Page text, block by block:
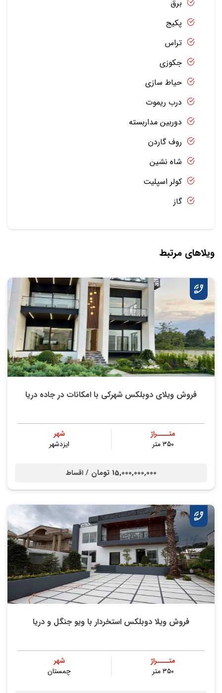
برق
پکیج
تراس
جکوزی
حیاط سازی
درب ریموت
دوربین مداربسته
روف گاردن
شاه نشین
کولر اسپلیت
گاز
ویلاهای مرتبط
فروش ویلای دوبلکس شهرکی با امکانات در جاده دریا
متــــراژ
۳۵۰ متر
شهر
ایزدشهر
15,000,000,000 تومان / اقساط
فروش ویلا دوبلکس استخردار با ویو جنگل و دریا
متــــراژ
۳۵۰ متر
شهر
چمستان